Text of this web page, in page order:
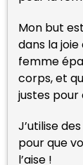
Mon but
dans la
femme
corps, et
justes pour
J’utilise
pour que
l’aise !